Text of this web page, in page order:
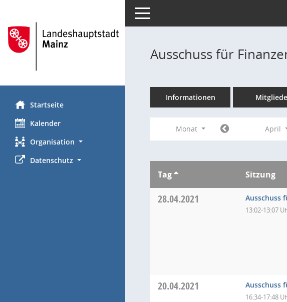
Startseite
Kalender
Organisation
Datenschutz
Toggle navigation
Ausschuss für
Informationen
Monat April
Tag Sitzung
28.04.2021 Ausschuss
13:02-13:07
20.04.2021 Ausschuss
16:34-17:48